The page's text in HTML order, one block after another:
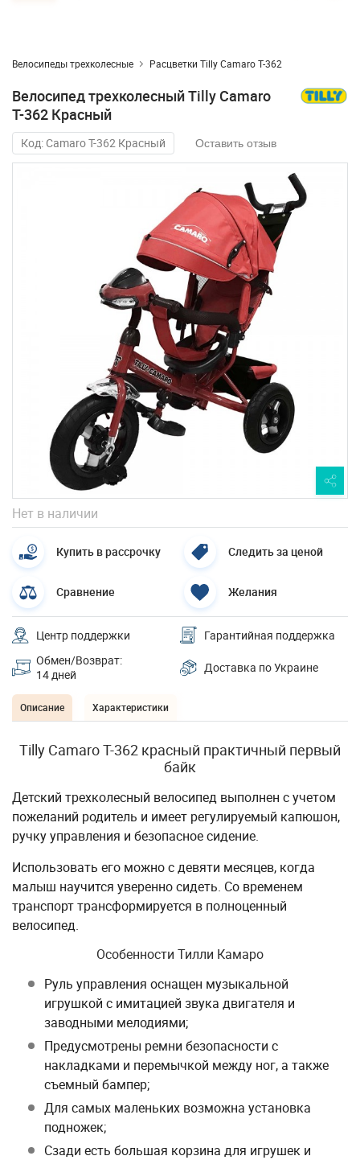
Велосипеды трехколесные Расцветки Tilly Camaro T-362
Велосипед трехколесный Tilly Camaro
T-362 Красный
Код: Camaro T-362 Красный Оставить отзыв
Нет в наличии
Купить в рассрочку Следить за ценой
Сравнение Желания
Центр поддержки
Гарантийная поддержка
Обмен/Возврат:
14 дней
Доставка по Украине
Описание Характеристики
Tilly Camaro T-362 красный практичный первый
байк
Детский трехколесный велосипед выполнен с учетом
пожеланий родитель и имеет регулируемый капюшон,
ручку управления и безопасное сидение.
Использовать его можно с девяти месяцев, когда
малыш научится уверенно сидеть. Со временем
транспорт трансформируется в полноценный
велосипед.
Особенности Тилли Камаро
Руль управления оснащен музыкальной
игрушкой с имитацией звука двигателя и
заводными мелодиями;
Предусмотрены ремни безопасности с
накладками и перемычкой между ног, а также
съемный бампер;
Для самых маленьких возможна установка
подножек;
Сзади есть большая корзина для игрушек и